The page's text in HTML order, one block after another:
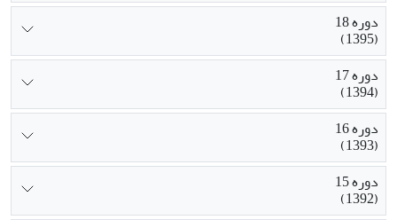
دوره 18
(1395)
دوره 17
(1394)
دوره 16
(1393)
دوره 15
(1392)